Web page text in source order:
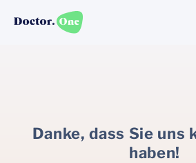
Danke, dass Sie
haben!